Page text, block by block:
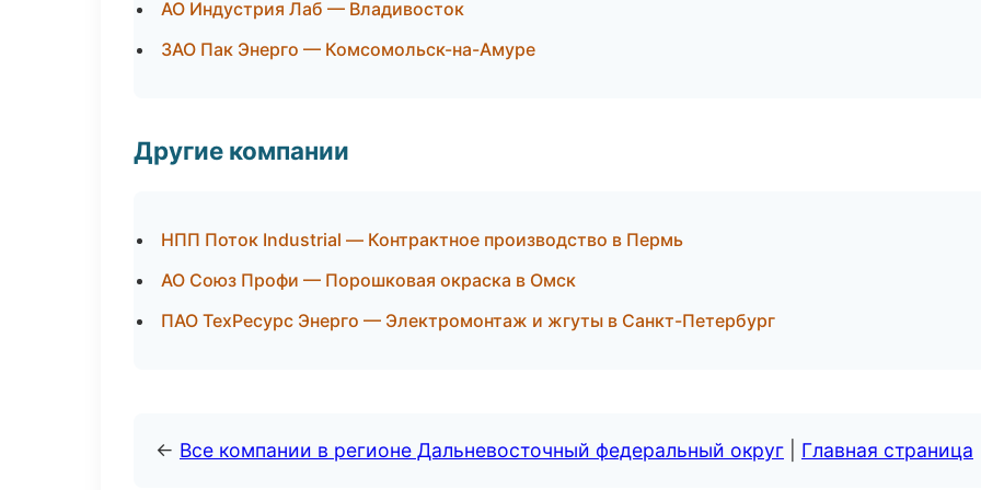
АО Индустрия Лаб — Владивосток
ЗАО Пак Энерго — Комсомольск-на-Амуре
Другие компании
НПП Поток Industrial — Контрактное производство в Пермь
АО Союз Профи — Порошковая окраска в Омск
ПАО ТехРесурс Энерго — Электромонтаж и жгуты в Санкт-Петербург
← Все компании в регионе Дальневосточный федеральный округ Главная страница